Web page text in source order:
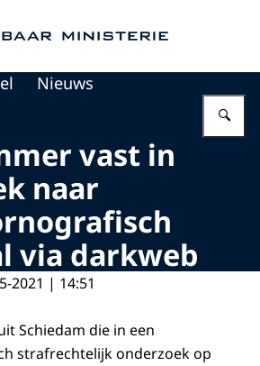
Nieuws
vast in
naar
via darkweb
2021 | 14:51
Schiedam die in een
strafrechtelijk onderzoek op